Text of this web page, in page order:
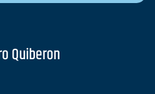
Quiberon